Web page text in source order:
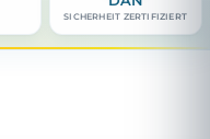
SICHERHEIT ZERTIFIZIERT